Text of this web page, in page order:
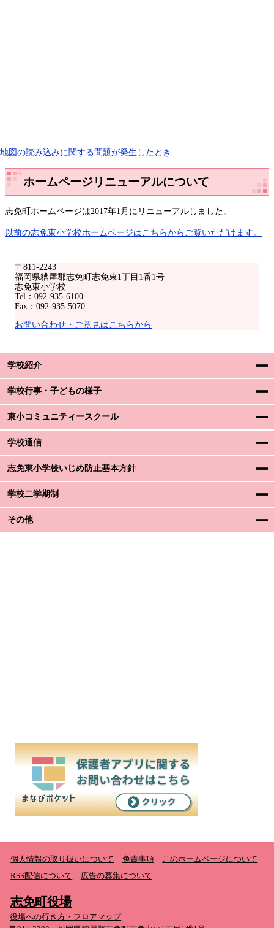
〒811-2243
福岡県糟屋郡志免町志免東1丁目1番1号
志免東小学校
Tel：092-935-6100
Fax：092-935-5070
お問い合わせ・ご意見はこちらから
学校紹介
学校行事・子どもの様子
東小コミュニティースクール
学校通信
志免東小学校いじめ防止基本方針
学校二学期制
その他
地図の読み込みに関する問題が発生したとき
ホームページリニューアルについて
志免町ホームページは2017年1月にリニューアルしました。
以前の志免東小学校ホームページはこちらからご覧いただけます。
個人情報の取り扱いについて 免責事項
このホームページについて
RSS配信について
広告の募集について
志免町役場
役場への行き方・フロアマップ